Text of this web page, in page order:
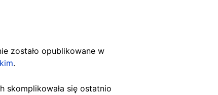
zostało opublikowane w
.
skomplikowała się ostatnio